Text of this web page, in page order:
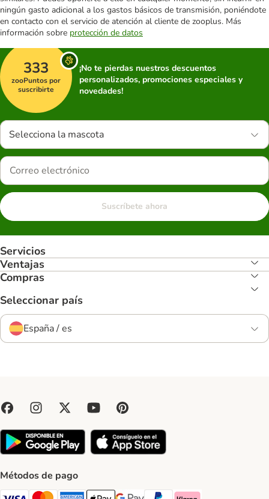
ningún gasto adicional a los gastos básicos de transmisión, poniéndote
en contacto con el servicio de atención al cliente de zooplus. Más
información sobre protección de datos
333
zooPuntos por
suscribirte
¡No te pierdas nuestros descuentos
personalizados, promociones especiales y
novedades!
Selecciona la mascota
Suscríbete ahora
Servicios
Ventajas
Compras
Seleccionar país
España / es
Métodos de pago